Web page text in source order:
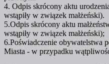
4. Odpis skrócony aktu
wstąpiły w związek małżeński).
5.Odpis skrócony aktu
wstąpiły w związek małżeński);
6.Poświadczenie obywatelstwa
Miasta - w przypadku